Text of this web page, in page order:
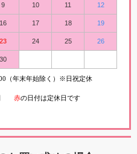
9 10 11 12
16 17 18 19
23 24 25 26
30
（年末年始除く）※日祝定休
赤の日付は定休日です